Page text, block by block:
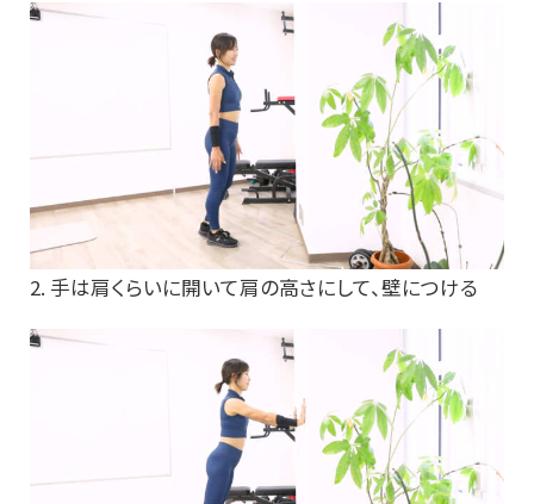
2. 手は肩くらいに開いて肩の高さにして、壁につける